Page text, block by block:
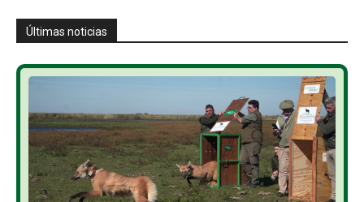
Últimas noticias